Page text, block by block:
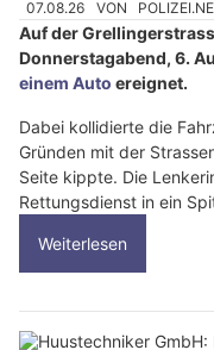
07.08.26 VON
Auf der
Donnerstagabend, 6.
einem Auto ereignet.
Dabei kollidierte die
Gründen mit der
Seite kippte. Die
Rettungsdienst in ein
Weiterlesen